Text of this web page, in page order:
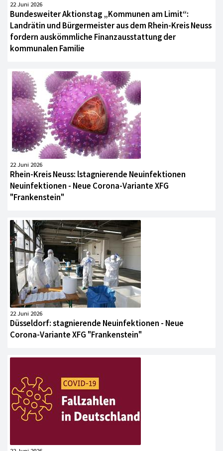
22 Juni 2026
Bundesweiter Aktionstag „Kommunen am Limit“:
Landrätin und Bürgermeister aus dem Rhein-Kreis Neuss
fordern auskömmliche Finanzausstattung der
kommunalen Familie
22 Juni 2026
Rhein-Kreis Neuss: lstagnierende Neuinfektionen
Neuinfektionen - Neue Corona-Variante XFG
"Frankenstein"
22 Juni 2026
Düsseldorf: stagnierende Neuinfektionen - Neue
Corona-Variante XFG "Frankenstein"